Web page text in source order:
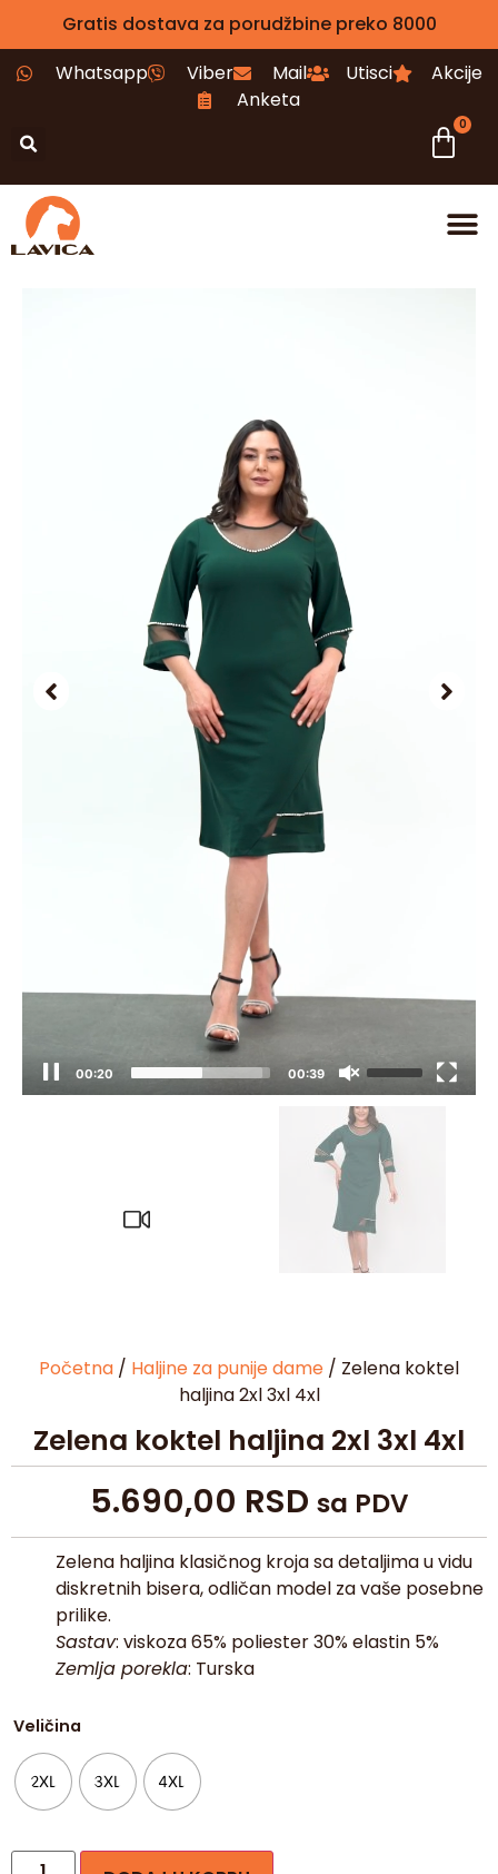
Gratis dostava za porudžbine preko 8000
Whatsapp
Viber Mail Utisci
Akcije
Anketa
0
00:20 00:39
Početna / Haljine za punije dame / Zelena koktel
haljina 2xl 3xl 4xl
Zelena koktel haljina 2xl 3xl 4xl
5.690,00 RSD sa PDV
Zelena haljina klasičnog kroja sa detaljima u vidu
diskretnih bisera, odličan model za vaše posebne
prilike.
Sastav: viskoza 65% poliester 30% elastin 5%
Zemlja porekla: Turska
Veličina
2XL 3XL 4XL